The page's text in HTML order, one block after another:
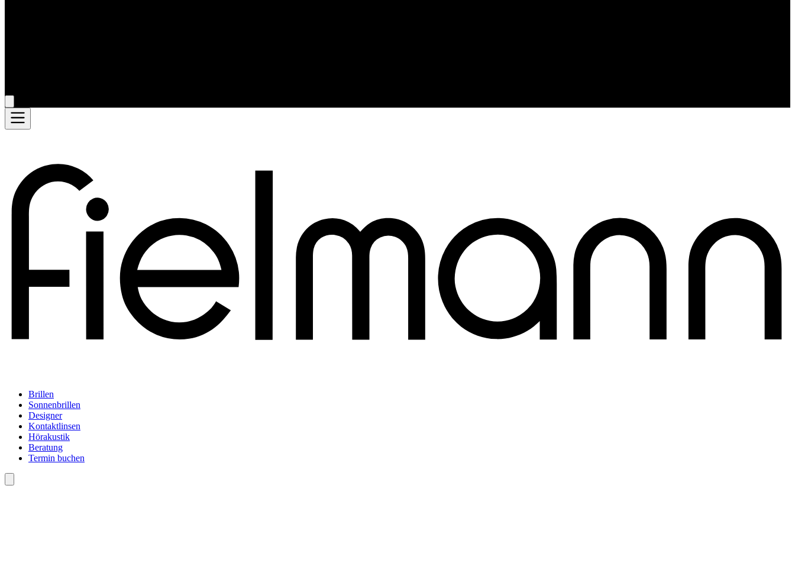
Brillen
Sonnenbrillen
Designer
Kontaktlinsen
Hörakustik
Beratung
Termin buchen